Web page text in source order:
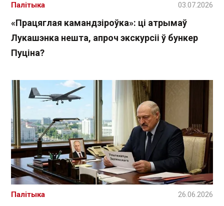
«Працяглая камандзіроўка»: ці атрымаў
Лукашэнка нешта, апроч экскурсіі ў бункер
Пуціна?
Палітыка 03.07.2026
Палітыка 26.06.2026